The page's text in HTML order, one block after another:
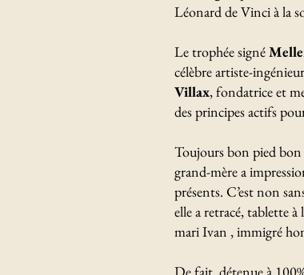
Léonard de Vinci à la
Le trophée signé
célèbre artiste-
Villax, fondatrice et
des principes actifs
Toujours bon pied bon
grand-mère a
présents. C’est non
elle a retracé, tablette à
mari Ivan , immigré